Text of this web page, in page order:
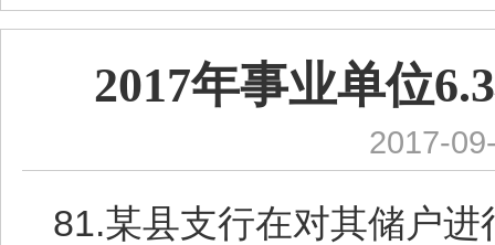
2017年事业单位
2017-
81.某县支行在对其储户